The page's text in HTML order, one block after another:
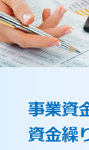
事業資
資金繰